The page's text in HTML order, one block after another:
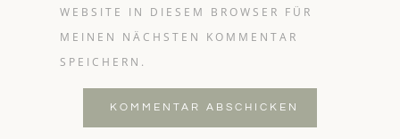
WEBSITE IN DIESEM BROWSER FÜR
MEINEN NÄCHSTEN KOMMENTAR
SPEICHERN.
KOMMENTAR ABSCHICKEN